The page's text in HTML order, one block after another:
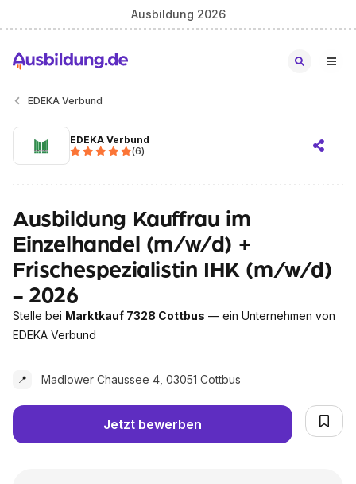
Ausbildung 2026
EDEKA Verbund
EDEKA Verbund
(6)
Ausbildung Kauffrau im
Einzelhandel (m/w/d) +
Frischespezialistin IHK (m/w/d)
- 2026
Stelle bei Marktkauf 7328 Cottbus — ein Unternehmen von
EDEKA Verbund
📍 Madlower Chaussee 4, 03051 Cottbus
Jetzt bewerben